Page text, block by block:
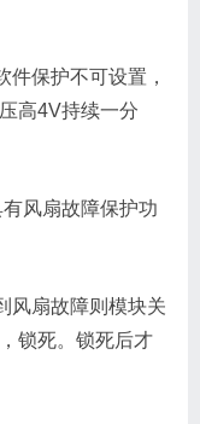
件保护不可设置，
高4V持续一分
风扇故障保护功
风扇故障则模块关
锁死。锁死后才